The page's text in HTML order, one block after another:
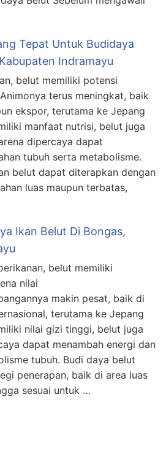
Tepat Untuk Budidaya
Indramayu
belut memiliki potensi
terus meningkat, baik
ekspor, terutama ke Jepang
manfaat nutrisi, belut juga
dipercaya dapat
tubuh serta metabolisme.
belut dapat diterapkan dengan
luas maupun terbatas,
Ikan Belut Di Bongas,
belut memiliki
nilai
makin pesat, baik di
terutama ke Jepang
nilai gizi tinggi, belut juga
dapat menambah energi dan
tubuh. Budi daya belut
penerapan, baik di area luas
sesuai untuk …